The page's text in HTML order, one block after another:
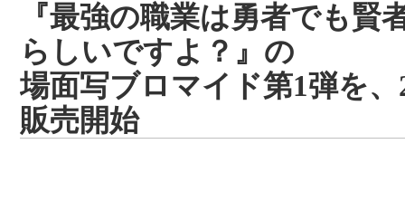
『最強の職業は勇者でも賢
らしいですよ？』の
場面写ブロマイド第1弾を
販売開始